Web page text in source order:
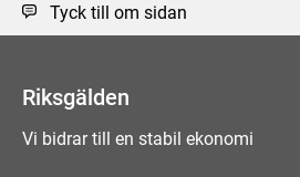
Tyck till om sidan
Riksgälden
Vi bidrar till en stabil ekonomi